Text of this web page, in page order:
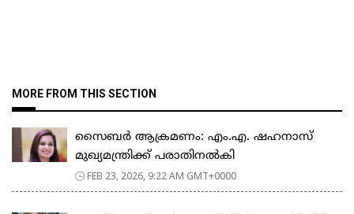
MORE FROM THIS SECTION
സൈബർ ആക്രമണം: എം.എ. ഷഹനാസ്
മുഖ്യമന്ത്രിക്ക് പരാതിനൽകി
FEB 23, 2026, 9:22 AM GMT+0000